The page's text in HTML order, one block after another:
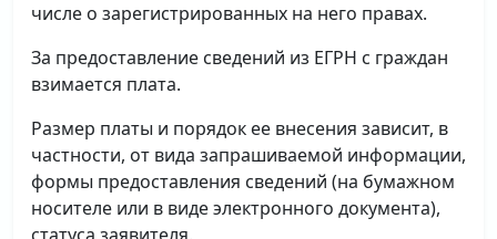
числе о зарегистрированных на него правах.
За предоставление сведений из ЕГРН с граждан
взимается плата.
Размер платы и порядок ее внесения зависит, в
частности, от вида запрашиваемой информации,
формы предоставления сведений (на бумажном
носителе или в виде электронного документа),